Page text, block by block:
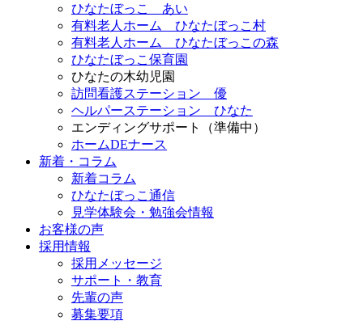
ひなたぼっこ あい
有料老人ホーム ひなたぼっこ村
有料老人ホーム ひなたぼっこの森
ひなたぼっこ保育園
ひなたの木幼児園
訪問看護ステーション 優
ヘルパーステーション ひなた
エンディングサポート（準備中）
ホームDEナース
新着・コラム
新着コラム
ひなたぼっこ通信
見学体験会・勉強会情報
お客様の声
採用情報
採用メッセージ
サポート・教育
先輩の声
募集要項